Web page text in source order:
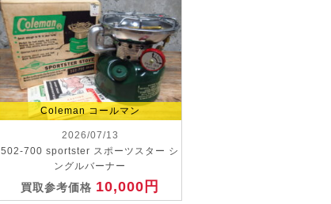
Coleman コールマン
2026/07/13
502-700 sportster スポーツスター シ
ングルバーナー
買取参考価格 10,000円